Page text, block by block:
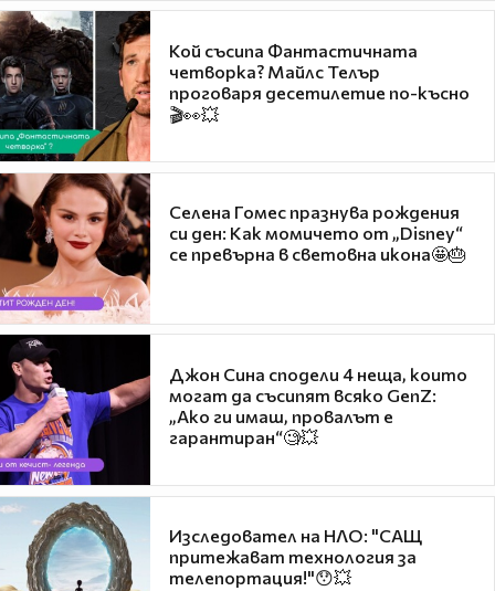
Кой съсипа Фантастичната
четворка? Майлс Телър
проговаря десетилетие по-късно
🎬👀💥
Селена Гомес празнува рождения
си ден: Как момичето от „Disney“
се превърна в световна икона🤩🎂
Джон Сина сподели 4 неща, които
могат да съсипят всяко GenZ:
„Ако ги имаш, провалът е
гарантиран“🧐💥
Изследовател на НЛО: "САЩ
притежават технология за
телепортация!"😯💥